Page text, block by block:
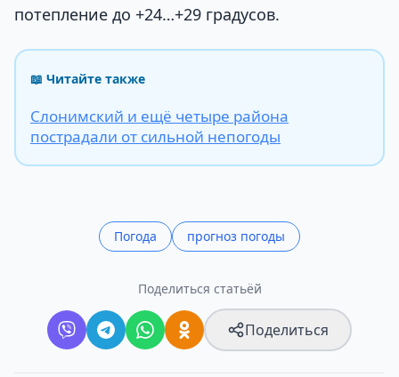
потепление до +24…+29 градусов.
📖 Читайте также
Слонимский и ещё четыре района
пострадали от сильной непогоды
Погода прогноз погоды
Поделиться статьёй
Поделиться